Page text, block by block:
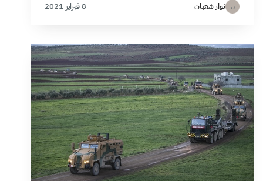
ن نوار شعبان 8 فبراير 2021